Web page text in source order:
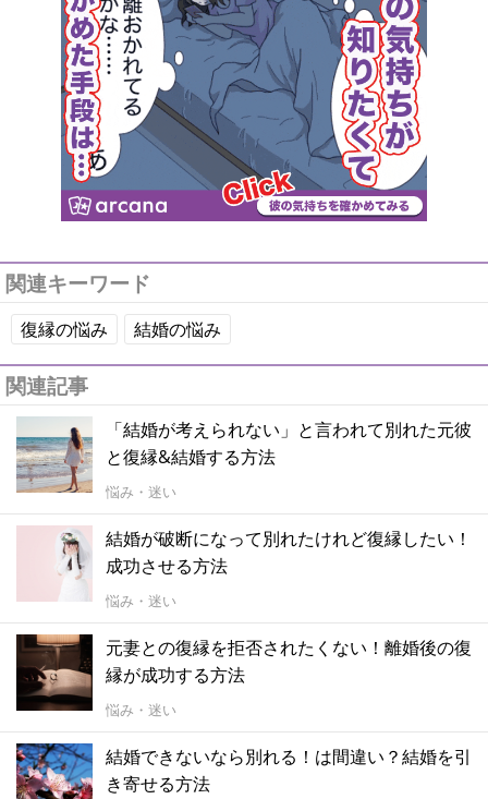
関連キーワード
復縁の悩み 結婚の悩み
関連記事
「結婚が考えられない」と言われて別れた元彼
と復縁&結婚する方法
悩み・迷い
結婚が破断になって別れたけれど復縁したい！
成功させる方法
悩み・迷い
元妻との復縁を拒否されたくない！離婚後の復
縁が成功する方法
悩み・迷い
結婚できないなら別れる！は間違い？結婚を引
き寄せる方法